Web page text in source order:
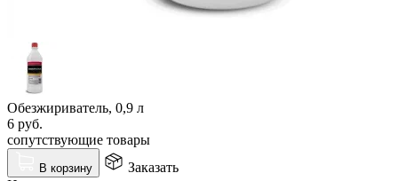
Обезжириватель, 0,9 л
6 руб.
сопутствующие товары
В корзину
Заказать